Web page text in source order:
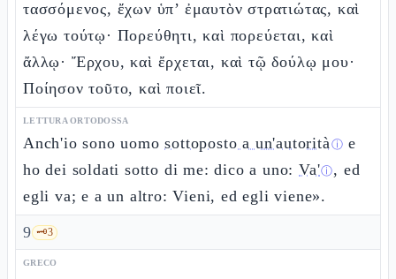
τασσόμενος, ἔχων ὑπ’ ἐμαυτὸν στρατιώτας, καὶ
λέγω τούτῳ· Πορεύθητι, καὶ πορεύεται, καὶ
ἄλλῳ· Ἔρχου, καὶ ἔρχεται, καὶ τῷ δούλῳ μου·
Ποίησον τοῦτο, καὶ ποιεῖ.
LETTURA ORTODOSSA
Anch'io sono uomosottoposto a un'autoritàⓘ e
ho dei soldati sotto di me: dico a uno: Va'ⓘ, ed
egli va; e a un altro: Vieni, ed egli viene».
9 🗝️3
GRECO